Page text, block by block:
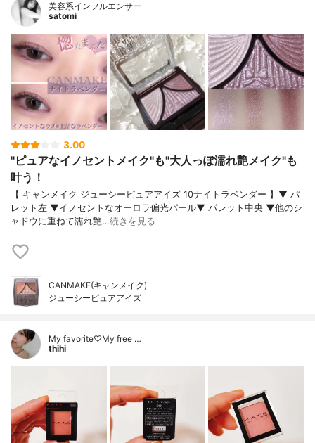
美容系インフルエンサー
satomi
3.00
"ピュアなイノセントメイク"も"大人っぽ濡れ艶メイク"も
叶う！
【 キャンメイク ジューシーピュアアイズ 10ナイトラベンダー 】▼ パ
レット左 ▼イノセントなオーロラ偏光パール▼ パレット中央 ▼他のシ
ャドウに重ねて濡れ艶…続きを見る
CANMAKE(キャンメイク)
ジューシーピュアアイズ
My favorite♡My free …
thihi